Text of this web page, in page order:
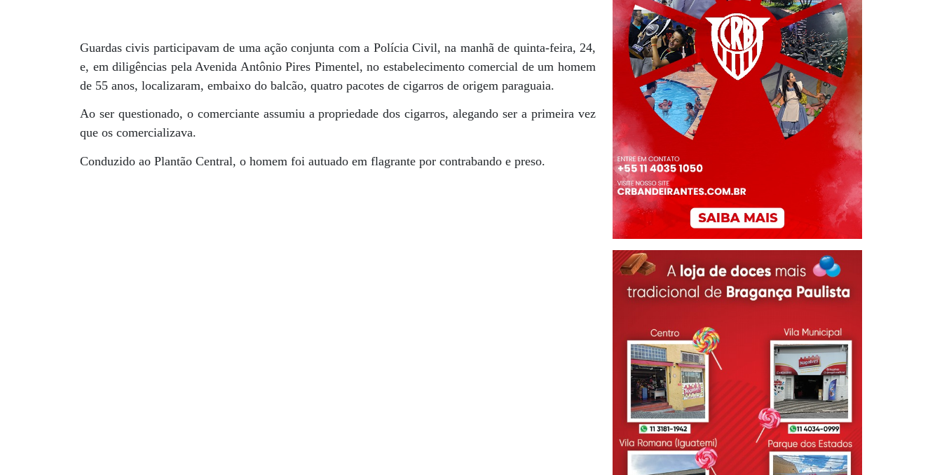
Guardas civis participavam de uma ação conjunta com a Polícia Civil, na manhã de quinta-feira, 24,
e, em diligências pela Avenida Antônio Pires Pimentel, no estabelecimento comercial de um homem
de 55 anos, localizaram, embaixo do balcão, quatro pacotes de cigarros de origem paraguaia.
Ao ser questionado, o comerciante assumiu a propriedade dos cigarros, alegando ser a primeira vez
que os comercializava.
Conduzido ao Plantão Central, o homem foi autuado em flagrante por contrabando e preso.